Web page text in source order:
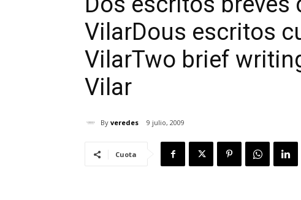
VilarDous escritos
VilarTwo brief
Vilar
By veredes 9 julio, 2009
Cuota